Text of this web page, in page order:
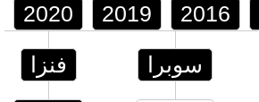
2020 2019 2016
فنزا سوبرا